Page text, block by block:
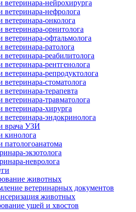
ветеринара-нейрохирурга
ветеринара-нефролога
ветеринара-онколога
ветеринара-орнитолога
ветеринара-офтальмолога
ветеринара-ратолога
ветеринара-реабилитолога
ветеринара-рентгенолога
ветеринара-репродуктолога
ветеринара-стоматолога
ветеринара-терапевта
ветеринара-травматолога
ветеринара-хирурга
ветеринара-эндокринолога
врача УЗИ
кинолога
патологоанатома
экзотолога
невролога
животных
ветеринарных документов
животных
ушей и хвостов